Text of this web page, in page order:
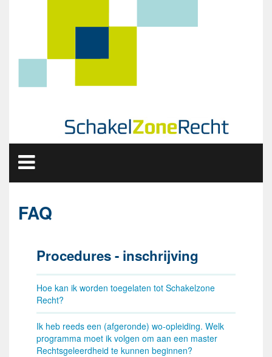
Toggle navigation
FAQ
Procedures - inschrijving
Hoe kan ik worden toegelaten tot Schakelzone
Recht?
Ik heb reeds een (afgeronde) wo-opleiding. Welk
programma moet ik volgen om aan een master
Rechtsgeleerdheid te kunnen beginnen?